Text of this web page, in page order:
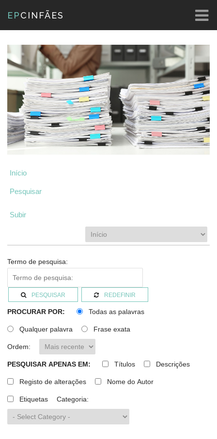
EPCINFÃES
Início
Pesquisar
Subir
Termo de pesquisa:
PESQUISAR REDEFINIR
PROCURAR POR: Todas as palavras
Qualquer palavra Frase exata
Ordem:
PESQUISAR APENAS EM: Títulos Descrições
Registo de alterações Nome do Autor
Etiquetas Categoria: